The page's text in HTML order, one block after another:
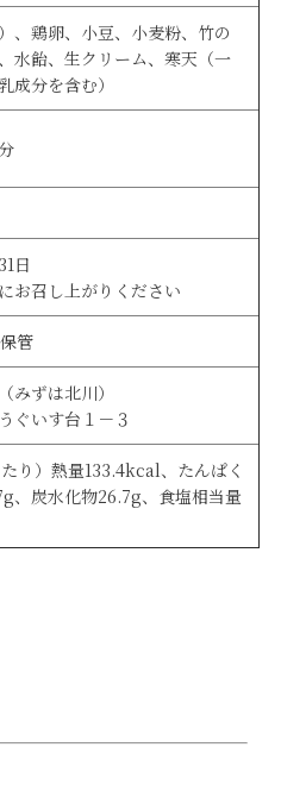
、鶏卵、小豆、小麦粉、竹の
水飴、生クリーム、寒天（一
成分を含む）
日
お召し上がりください
管
みずは北川）
ぐいす台１－３
たり）熱量133.4kcal、たんぱく
、炭水化物26.7g、食塩相当量